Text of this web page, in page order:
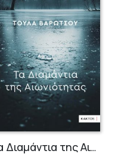
Τα Διαμάντια της Αιωνιότητας